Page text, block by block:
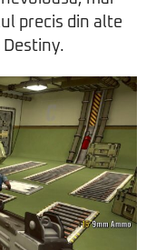
precis din alte